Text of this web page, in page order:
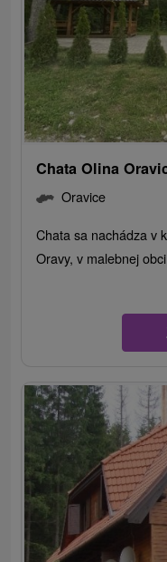
Chata Olina
Oravice
Chata sa nachádza v
Oravy, v malebnej